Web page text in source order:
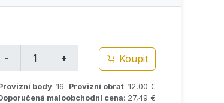
Koupit
body: 16 Provizní obrat: 12,00 €
maloobchodní cena: 27,49 €